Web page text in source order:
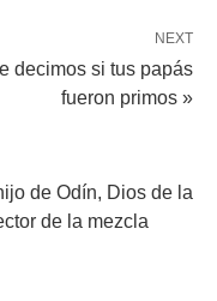
NEXT
decimos si tus papás
fueron primos »
de Odín, Dios de la
de la mezcla